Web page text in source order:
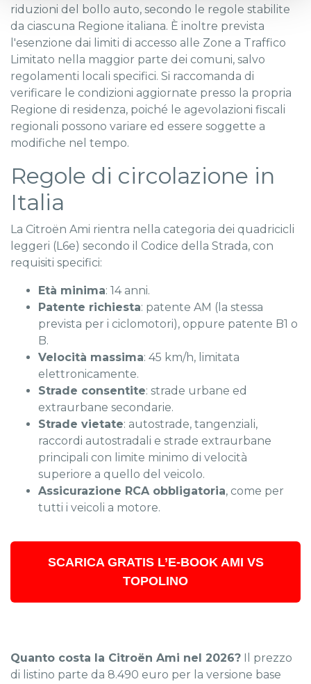
riduzioni del bollo auto, secondo le regole stabilite
da ciascuna Regione italiana. È inoltre prevista
l'esenzione dai limiti di accesso alle Zone a Traffico
Limitato nella maggior parte dei comuni, salvo
regolamenti locali specifici. Si raccomanda di
verificare le condizioni aggiornate presso la propria
Regione di residenza, poiché le agevolazioni fiscali
regionali possono variare ed essere soggette a
modifiche nel tempo.
Regole di circolazione in
Italia
La Citroën Ami rientra nella categoria dei quadricicli
leggeri (L6e) secondo il Codice della Strada, con
requisiti specifici:
Età minima: 14 anni.
Patente richiesta: patente AM (la stessa
prevista per i ciclomotori), oppure patente B1 o
B.
Velocità massima: 45 km/h, limitata
elettronicamente.
Strade consentite: strade urbane ed
extraurbane secondarie.
Strade vietate: autostrade, tangenziali,
raccordi autostradali e strade extraurbane
principali con limite minimo di velocità
superiore a quello del veicolo.
Assicurazione RCA obbligatoria, come per
tutti i veicoli a motore.
SCARICA GRATIS L’E-BOOK AMI VS
TOPOLINO
Quanto costa la Citroën Ami nel 2026? Il prezzo
di listino parte da 8.490 euro per la versione base